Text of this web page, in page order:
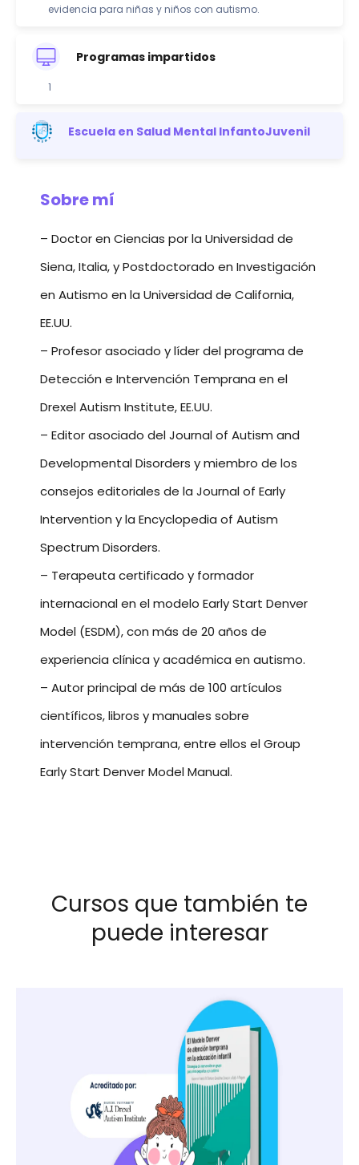
evidencia para niñas y niños con autismo.
Programas impartidos
1
Escuela en Salud Mental InfantoJuvenil
Sobre mí
– Doctor en Ciencias por la Universidad de
Siena, Italia, y Postdoctorado en Investigación
en Autismo en la Universidad de California,
EE.UU.
– Profesor asociado y líder del programa de
Detección e Intervención Temprana en el
Drexel Autism Institute, EE.UU.
– Editor asociado del Journal of Autism and
Developmental Disorders y miembro de los
consejos editoriales de la Journal of Early
Intervention y la Encyclopedia of Autism
Spectrum Disorders.
– Terapeuta certificado y formador
internacional en el modelo Early Start Denver
Model (ESDM), con más de 20 años de
experiencia clínica y académica en autismo.
– Autor principal de más de 100 artículos
científicos, libros y manuales sobre
intervención temprana, entre ellos el Group
Early Start Denver Model Manual.
Cursos que también te
puede interesar